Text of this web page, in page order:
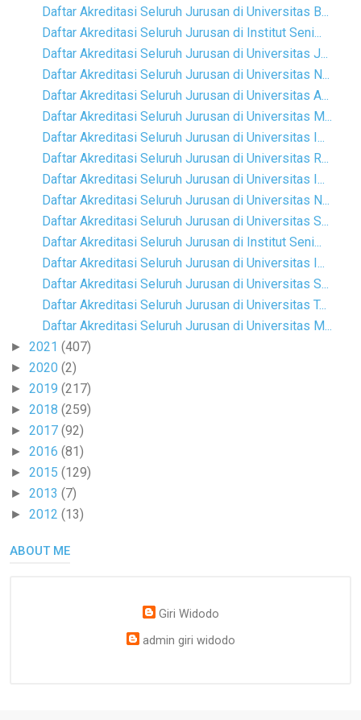
Daftar Akreditasi Seluruh Jurusan di Universitas B...
Daftar Akreditasi Seluruh Jurusan di Institut Seni...
Daftar Akreditasi Seluruh Jurusan di Universitas J...
Daftar Akreditasi Seluruh Jurusan di Universitas N...
Daftar Akreditasi Seluruh Jurusan di Universitas A...
Daftar Akreditasi Seluruh Jurusan di Universitas M...
Daftar Akreditasi Seluruh Jurusan di Universitas I...
Daftar Akreditasi Seluruh Jurusan di Universitas R...
Daftar Akreditasi Seluruh Jurusan di Universitas I...
Daftar Akreditasi Seluruh Jurusan di Universitas N...
Daftar Akreditasi Seluruh Jurusan di Universitas S...
Daftar Akreditasi Seluruh Jurusan di Institut Seni...
Daftar Akreditasi Seluruh Jurusan di Universitas I...
Daftar Akreditasi Seluruh Jurusan di Universitas S...
Daftar Akreditasi Seluruh Jurusan di Universitas T...
Daftar Akreditasi Seluruh Jurusan di Universitas M...
► 2021 (407)
► 2020 (2)
► 2019 (217)
► 2018 (259)
► 2017 (92)
► 2016 (81)
► 2015 (129)
► 2013 (7)
► 2012 (13)
ABOUT ME
Giri Widodo
admin giri widodo